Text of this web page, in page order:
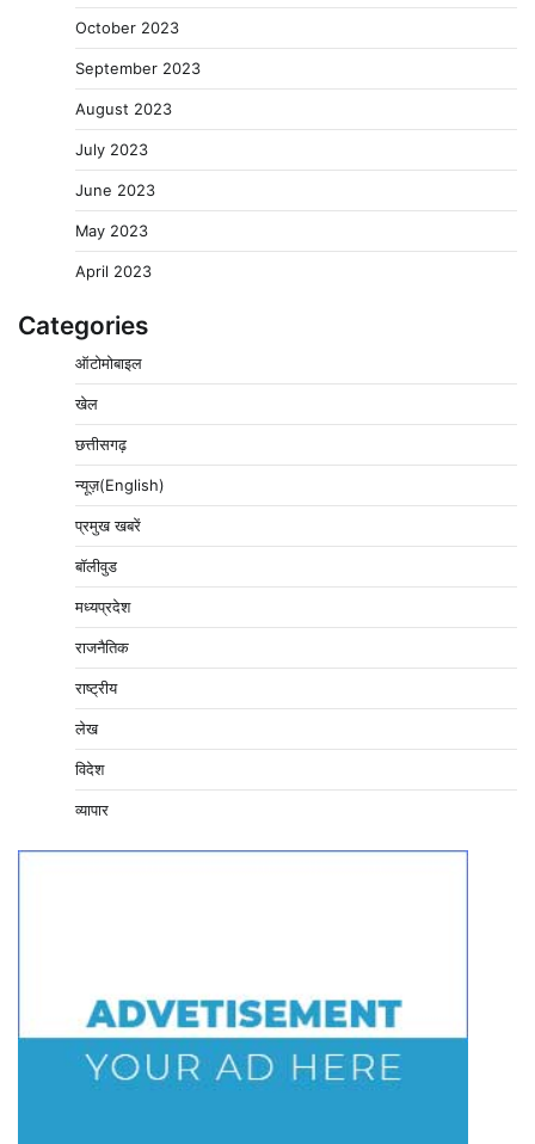
October 2023
September 2023
August 2023
July 2023
June 2023
May 2023
April 2023
Categories
ऑटोमोबाइल
खेल
छत्तीसगढ़
न्यूज़(English)
प्रमुख खबरें
बॉलीवुड
मध्यप्रदेश
राजनैतिक
राष्ट्रीय
लेख
विदेश
व्यापार